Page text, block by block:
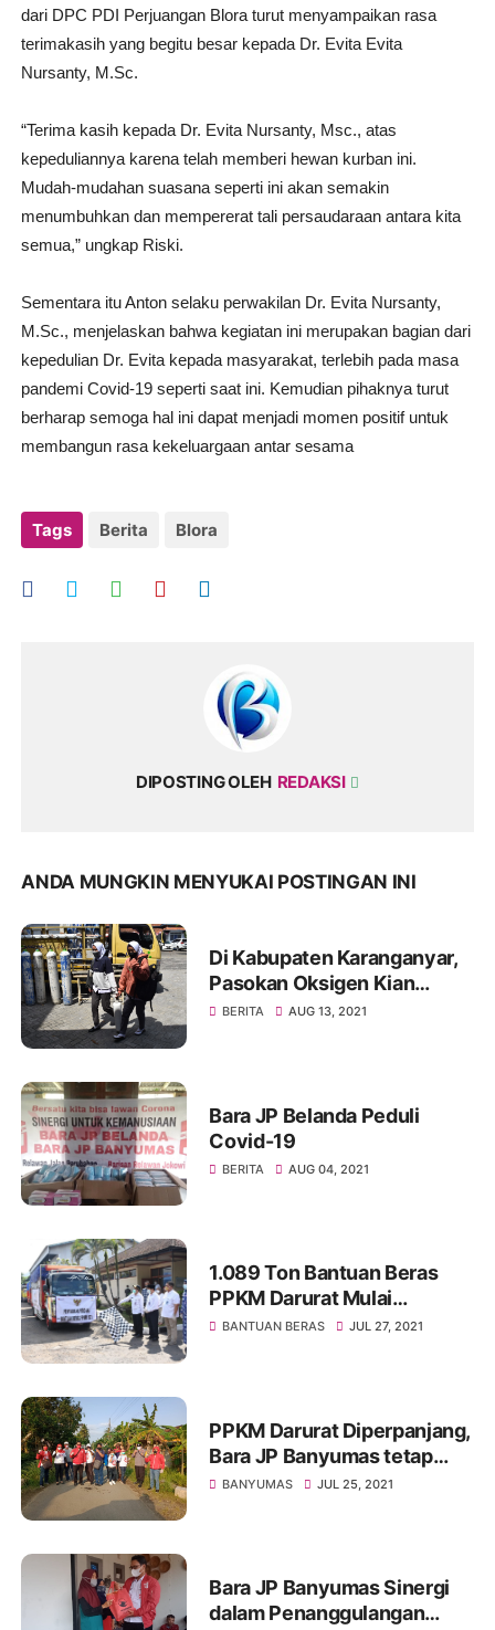
dari DPC PDI Perjuangan Blora turut menyampaikan rasa
terimakasih yang begitu besar kepada Dr. Evita Evita
Nursanty, M.Sc.
“Terima kasih kepada Dr. Evita Nursanty, Msc., atas
kepeduliannya karena telah memberi hewan kurban ini.
Mudah-mudahan suasana seperti ini akan semakin
menumbuhkan dan mempererat tali persaudaraan antara kita
semua,” ungkap Riski.
Sementara itu Anton selaku perwakilan Dr. Evita Nursanty,
M.Sc., menjelaskan bahwa kegiatan ini merupakan bagian dari
kepedulian Dr. Evita kepada masyarakat, terlebih pada masa
pandemi Covid-19 seperti saat ini. Kemudian pihaknya turut
berharap semoga hal ini dapat menjadi momen positif untuk
membangun rasa kekeluargaan antar sesama
Tags Berita Blora
DIPOSTING OLEH REDAKSI
ANDA MUNGKIN MENYUKAI POSTINGAN INI
Di Kabupaten Karanganyar,
Pasokan Oksigen Kian
Lancar
BERITA AUG 13, 2021
Bara JP Belanda Peduli
Covid-19
BERITA AUG 04, 2021
1.089 Ton Bantuan Beras
PPKM Darurat Mulai
Disalurkan
BANTUAN BERAS JUL 27, 2021
PPKM Darurat Diperpanjang,
Bara JP Banyumas tetap
Intens Turun Ditengah
BANYUMAS JUL 25, 2021
Bara JP Banyumas Sinergi
dalam Penanggulangan